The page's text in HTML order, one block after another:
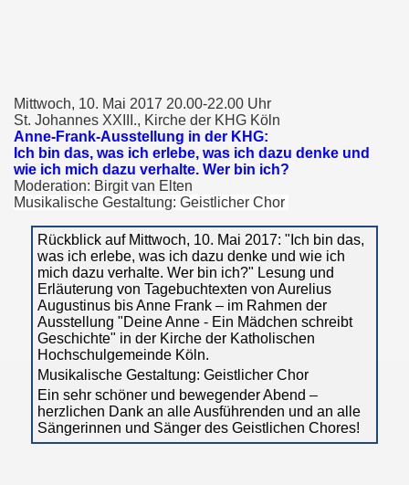
Mittwoch, 10. Mai 2017 20.00-22.00 Uhr
St. Johannes XXIII., Kirche der KHG Köln
Anne-Frank-Ausstellung in der KHG:
Ich bin das, was ich erlebe, was ich dazu denke und
wie ich mich dazu verhalte. Wer bin ich?
Moderation: Birgit van Elten
Musikalische Gestaltung: Geistlicher Chor
Rückblick auf Mittwoch, 10. Mai 2017: "Ich bin das,
was ich erlebe, was ich dazu denke und wie ich
mich dazu verhalte. Wer bin ich?" Lesung und
Erläuterung von Tagebuchtexten von Aurelius
Augustinus bis Anne Frank – im Rahmen der
Ausstellung "Deine Anne - Ein Mädchen schreibt
Geschichte" in der Kirche der Katholischen
Hochschulgemeinde Köln.
Musikalische Gestaltung: Geistlicher Chor
Ein sehr schöner und bewegender Abend –
herzlichen Dank an alle Ausführenden und an alle
Sängerinnen und Sänger des Geistlichen Chores!